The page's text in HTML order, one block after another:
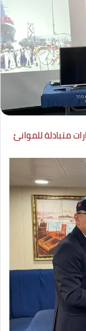
متبادلة للموانئ